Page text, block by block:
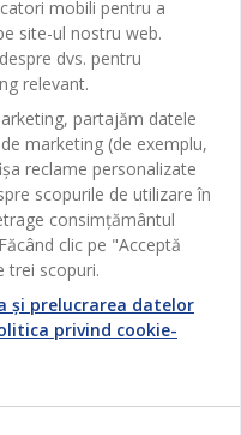
Chișinău, Republica
mobili pentru a
site-ul nostru web.
dvs. pentru
relevant.
partajăm datele
marketing (de exemplu,
reclame personalizate
scopurile de utilizare în
consimțământul
clic pe "Acceptă
trei scopuri.
și prelucrarea datelor
privind cookie-